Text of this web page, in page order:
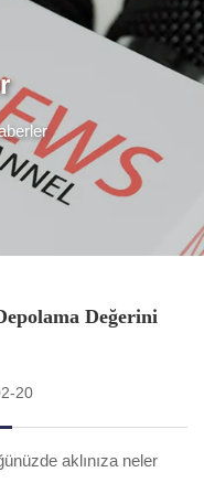
Değerini
20
aklınıza neler